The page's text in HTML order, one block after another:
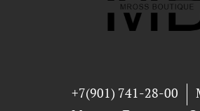
+7(901) 741-28-00